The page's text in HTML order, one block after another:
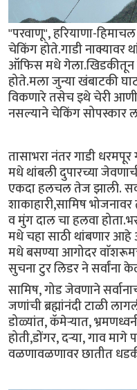
"परवाणू", हरियाणा-
चेकिंग होते.गाडी
ऑफिस मधे गेला.खिडकीतून
होते.मला जुन्या खंबाटकी
विकणारे तसेच इथे चेरी आणी
नसल्याने चेकिंग सोपस्कार
तासाभरा नंतर गाडी धरमपूर
मधे थांबली दुपारच्या
एकदा हलचल तेज झाली.
शाकाहारी,सामिष
व मुंग दाल चा हलवा
मधे चहा साठी थांबणार आहे
मधे बसण्या आगोदर
सुचना टुर लिडर ने सर्वांना
सामिष, गोड जेवणाने
जणांची ब्रह्मांनंदी टाळी
डोळ्यांत, कॅमेर्‍यात,
होती,डोंगर, दर्‍या, गाव
वळणावळणावर छातीत